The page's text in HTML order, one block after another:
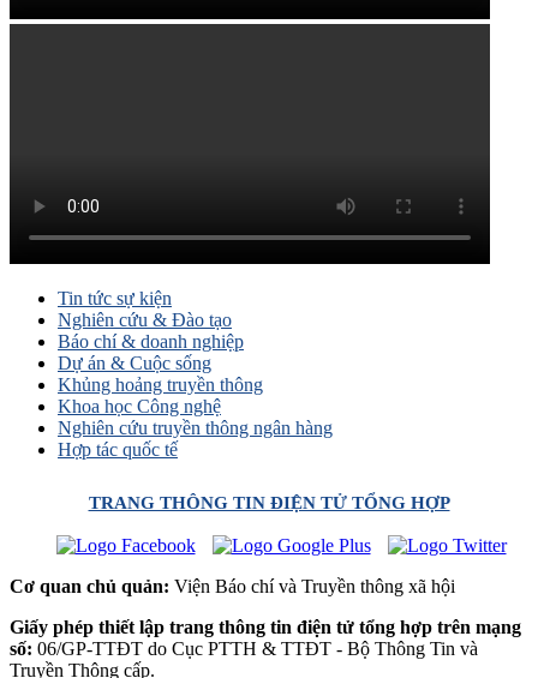
Tin tức sự kiện
Nghiên cứu & Đào tạo
Báo chí & doanh nghiệp
Dự án & Cuộc sống
Khủng hoảng truyền thông
Khoa học Công nghệ
Nghiên cứu truyền thông ngân hàng
Hợp tác quốc tế
TRANG THÔNG TIN ĐIỆN TỬ TỔNG HỢP
Cơ quan chủ quản: Viện Báo chí và Truyền thông xã hội
Giấy phép thiết lập trang thông tin điện tử tổng hợp trên mạng
số: 06/GP-TTĐT do Cục PTTH & TTĐT - Bộ Thông Tin và
Truyền Thông cấp.